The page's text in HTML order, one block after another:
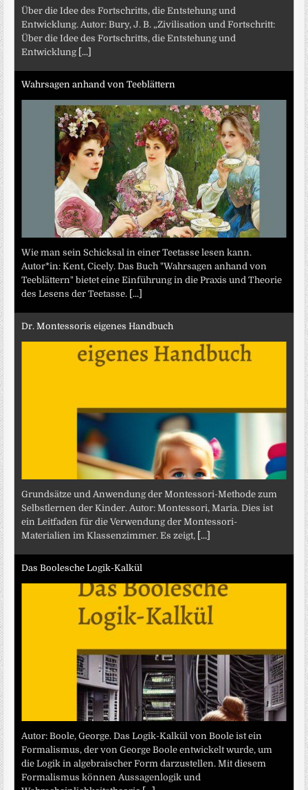
Über die Idee des Fortschritts, die Entstehung und
Entwicklung. Autor: Bury, J. B. „Zivilisation und Fortschritt:
Über die Idee des Fortschritts, die Entstehung und
Entwicklung [...]
Wahrsagen anhand von Teeblättern
Wie man sein Schicksal in einer Teetasse lesen kann.
Autor*in: Kent, Cicely. Das Buch "Wahrsagen anhand von
Teeblättern" bietet eine Einführung in die Praxis und Theorie
des Lesens der Teetasse. [...]
Dr. Montessoris eigenes Handbuch
Grundsätze und Anwendung der Montessori-Methode zum
Selbstlernen der Kinder. Autor: Montessori, Maria. Dies ist
ein Leitfaden für die Verwendung der Montessori-
Materialien im Klassenzimmer. Es zeigt, [...]
Das Boolesche Logik-Kalkül
Autor: Boole, George. Das Logik-Kalkül von Boole ist ein
Formalismus, der von George Boole entwickelt wurde, um
die Logik in algebraischer Form darzustellen. Mit diesem
Formalismus können Aussagenlogik und